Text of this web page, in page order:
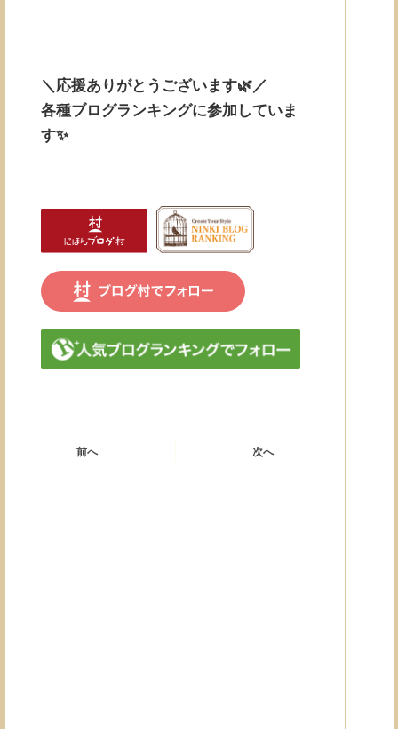
＼応援ありがとうございます🌿／
各種ブログランキングに参加していま
す✨
前へ 次へ